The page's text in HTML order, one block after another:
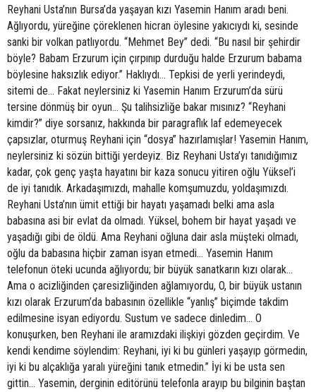
Reyhani Usta’nın Bursa’da yaşayan kızı Yasemin Hanım aradı beni.
Ağlıyordu, yüreğine çöreklenen hicran öylesine yakıcıydı ki, sesinde
sanki bir volkan patlıyordu. “Mehmet Bey” dedi. “Bu nasıl bir şehirdir
böyle? Babam Erzurum için çırpınıp durduğu halde Erzurum babama
böylesine haksızlık ediyor.” Haklıydı… Tepkisi de yerli yerindeydi,
sitemi de… Fakat neylersiniz ki Yasemin Hanım Erzurum’da sürü
tersine dönmüş bir oyun… Şu talihsizliğe bakar mısınız? “Reyhani
kimdir?” diye sorsanız, hakkında bir paragraflık laf edemeyecek
çapsızlar, oturmuş Reyhani için “dosya” hazırlamışlar! Yasemin Hanım,
neylersiniz ki sözün bittiği yerdeyiz. Biz Reyhani Usta’yı tanıdığımız
kadar, çok genç yaşta hayatını bir kaza sonucu yitiren oğlu Yüksel’i
de iyi tanıdık. Arkadaşımızdı, mahalle komşumuzdu, yoldaşımızdı.
Reyhani Usta’nın ümit ettiği bir hayatı yaşamadı belki ama asla
babasına asi bir evlat da olmadı. Yüksel, bohem bir hayat yaşadı ve
yaşadığı gibi de öldü. Ama Reyhani oğluna dair asla müşteki olmadı,
oğlu da babasına hiçbir zaman isyan etmedi… Yasemin Hanım
telefonun öteki ucunda ağlıyordu; bir büyük sanatkarın kızı olarak…
Ama o acizliğinden çaresizliğinden ağlamıyordu, O, bir büyük ustanın
kızı olarak Erzurum’da babasının özellikle “yanlış” biçimde takdim
edilmesine isyan ediyordu. Sustum ve sadece dinledim… O
konuşurken, ben Reyhani ile aramızdaki ilişkiyi gözden geçirdim. Ve
kendi kendime söylendim: Reyhani, iyi ki bu günleri yaşayıp görmedin,
iyi ki bu alçaklığa yaralı yüreğini tanık etmedin.” İyi ki be usta sen
gittin… Yasemin, derginin editörünü telefonla arayıp bu bilginin baştan